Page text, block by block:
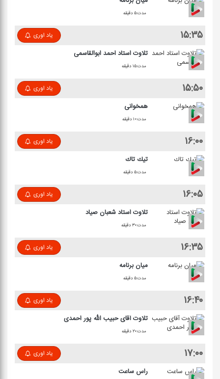
مدت:۵ دقیقه
۱۵:۳۵ یاد اوری
تلاوت استاد احمد ابوالقاسمی
مدت:۱۵ دقیقه
۱۵:۵۰ یاد اوری
همخوانی
مدت:۱۰ دقیقه
۱۶:۰۰ یاد اوری
تیك تاك
مدت:۵ دقیقه
۱۶:۰۵ یاد اوری
تلاوت استاد شعبان صیاد
مدت:۳۰ دقیقه
۱۶:۳۵ یاد اوری
میان برنامه
مدت:۵ دقیقه
۱۶:۴۰ یاد اوری
تلاوت آقای حبیب الله پور احمدی
مدت:۲۰ دقیقه
۱۷:۰۰ یاد اوری
راس ساعت